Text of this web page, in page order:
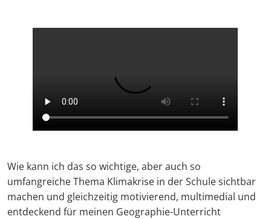
Wie kann ich das so wichtige, aber auch so
umfangreiche Thema Klimakrise in der Schule sichtbar
machen und gleichzeitig motivierend, multimedial und
entdeckend für meinen Geographie-Unterricht